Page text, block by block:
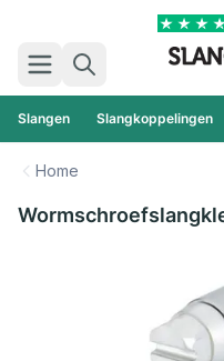
Zoek
Slangen Slangkoppelingen
Home